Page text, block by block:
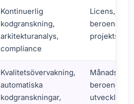
Kontinuerlig
kodgranskning,
arkitekturanalys,
compliance
Licens, pris
beroende
Kvalitetsövervakning,
automatiska
kodgranskningar,
beroende
utvecklare